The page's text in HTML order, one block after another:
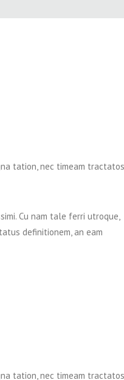
tation, nec timeam tractatos
Cu nam tale ferri utroque,
definitionem, an eam
tation, nec timeam tractatos